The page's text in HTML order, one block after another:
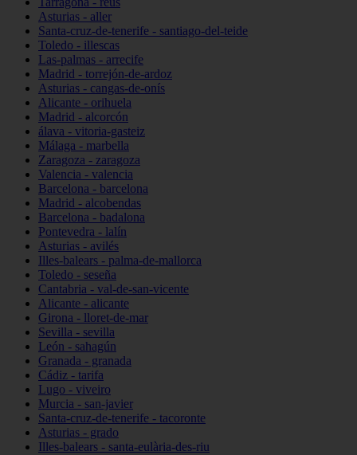
Asturias - aller
Santa-cruz-de-tenerife - santiago-del-teide
Toledo - illescas
Las-palmas - arrecife
Madrid - torrejón-de-ardoz
Asturias - cangas-de-onís
Alicante - orihuela
Madrid - alcorcón
álava - vitoria-gasteiz
Málaga - marbella
Zaragoza - zaragoza
Valencia - valencia
Barcelona - barcelona
Madrid - alcobendas
Barcelona - badalona
Pontevedra - lalín
Asturias - avilés
Illes-balears - palma-de-mallorca
Toledo - seseña
Cantabria - val-de-san-vicente
Alicante - alicante
Girona - lloret-de-mar
Sevilla - sevilla
León - sahagún
Granada - granada
Cádiz - tarifa
Lugo - viveiro
Murcia - san-javier
Santa-cruz-de-tenerife - tacoronte
Asturias - grado
Illes-balears - santa-eulària-des-riu